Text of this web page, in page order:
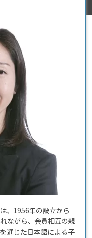
、1956年の設立から
ながら、会員相互の親
通じた日本語による子